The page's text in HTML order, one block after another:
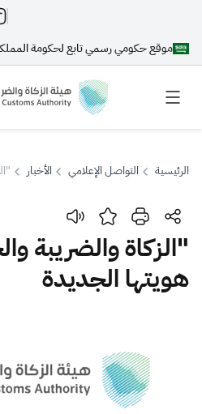
موقع حكومي رسمي تابع لحكومة
بحث
بحث بحث AI
الزكاة الجمارك
ضريبة
الإقرار الضريبي
التصرفات
الرئيسية التواصل الإعلامي الأخبار
"الزكاة والضريبة
هويتها الجديدة